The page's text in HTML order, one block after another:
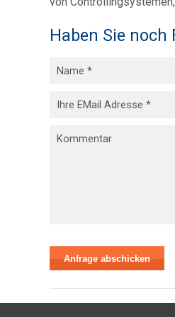
Haben Sie noch